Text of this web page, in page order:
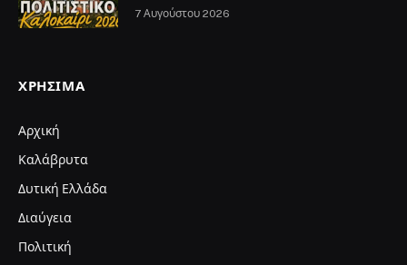
7 Αυγούστου 2026
ΧΡΉΣΙΜΑ
Αρχική
Καλάβρυτα
Δυτική Ελλάδα
Διαύγεια
Πολιτική